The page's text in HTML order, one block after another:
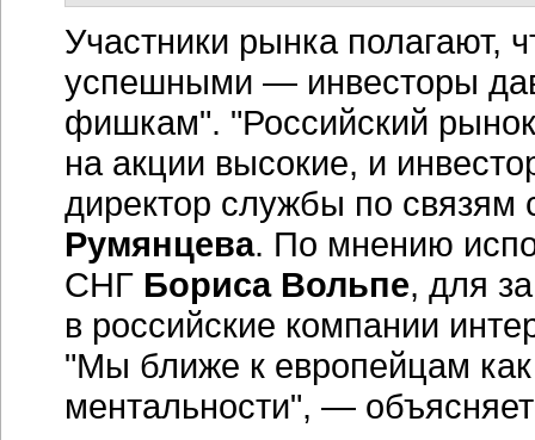
Участники рынка полагают,
успешными — инвесторы
фишкам". "Российский
на акции высокие, и
директор службы по
Румянцева. По мнению
СНГ Бориса Вольпе, для
в российские компании
"Мы ближе к европейцам как
ментальности", —